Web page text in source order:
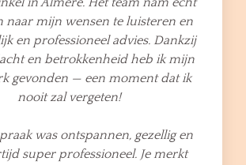
naar mijn wensen te luisteren en
en professioneel advies. Dankzij
en betrokkenheid heb ik mijn
gevonden — een moment dat ik
nooit zal vergeten!
was ontspannen, gezellig en
super professioneel. Je merkt